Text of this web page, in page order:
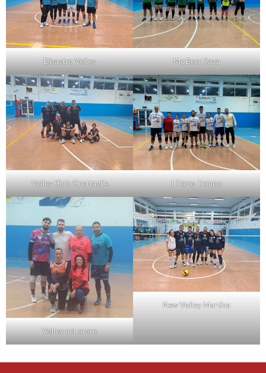
Disastro Volley Mc Beer Sava
Volley Club Grottaglie I Terzo Tempo
Volley nel cuore
New Volley Martina